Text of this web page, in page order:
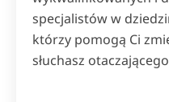
specjalistów w
którzy pomogą Ci
słuchasz